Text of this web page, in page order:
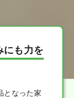
にも力を
となった家